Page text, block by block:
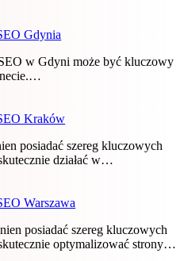
Gdynia
w Gdyni może być kluczowy
Kraków
posiadać szereg kluczowych
działać w…
Warszawa
posiadać szereg kluczowych
optymalizować strony…